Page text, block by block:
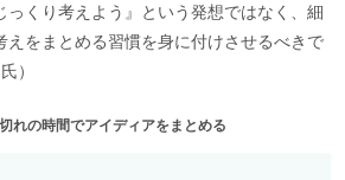
っくり考えよう』という発想ではなく、細
えをまとめる習慣を身に付けさせるべきで
）
切れの時間でアイディアをまとめる